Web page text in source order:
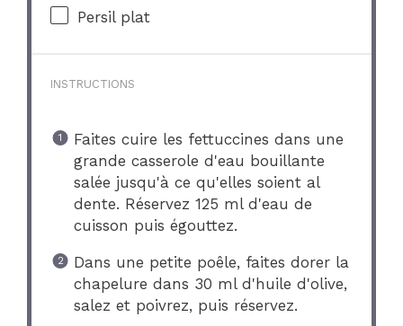
Persil plat
INSTRUCTIONS
Faites cuire les fettuccines dans une
grande casserole d'eau bouillante
salée jusqu'à ce qu'elles soient al
dente. Réservez 125 ml d'eau de
cuisson puis égouttez.
Dans une petite poêle, faites dorer la
chapelure dans 30 ml d'huile d'olive,
salez et poivrez, puis réservez.